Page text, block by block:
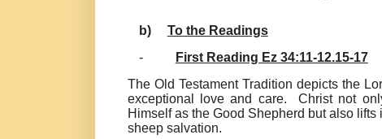
b)
To the Readings
-
First Reading Ez 34:11-12.15-17
The Old Testament Tradition depicts the
exceptional love and care. Christ not
Himself as the Good Shepherd but also
sheep salvation.